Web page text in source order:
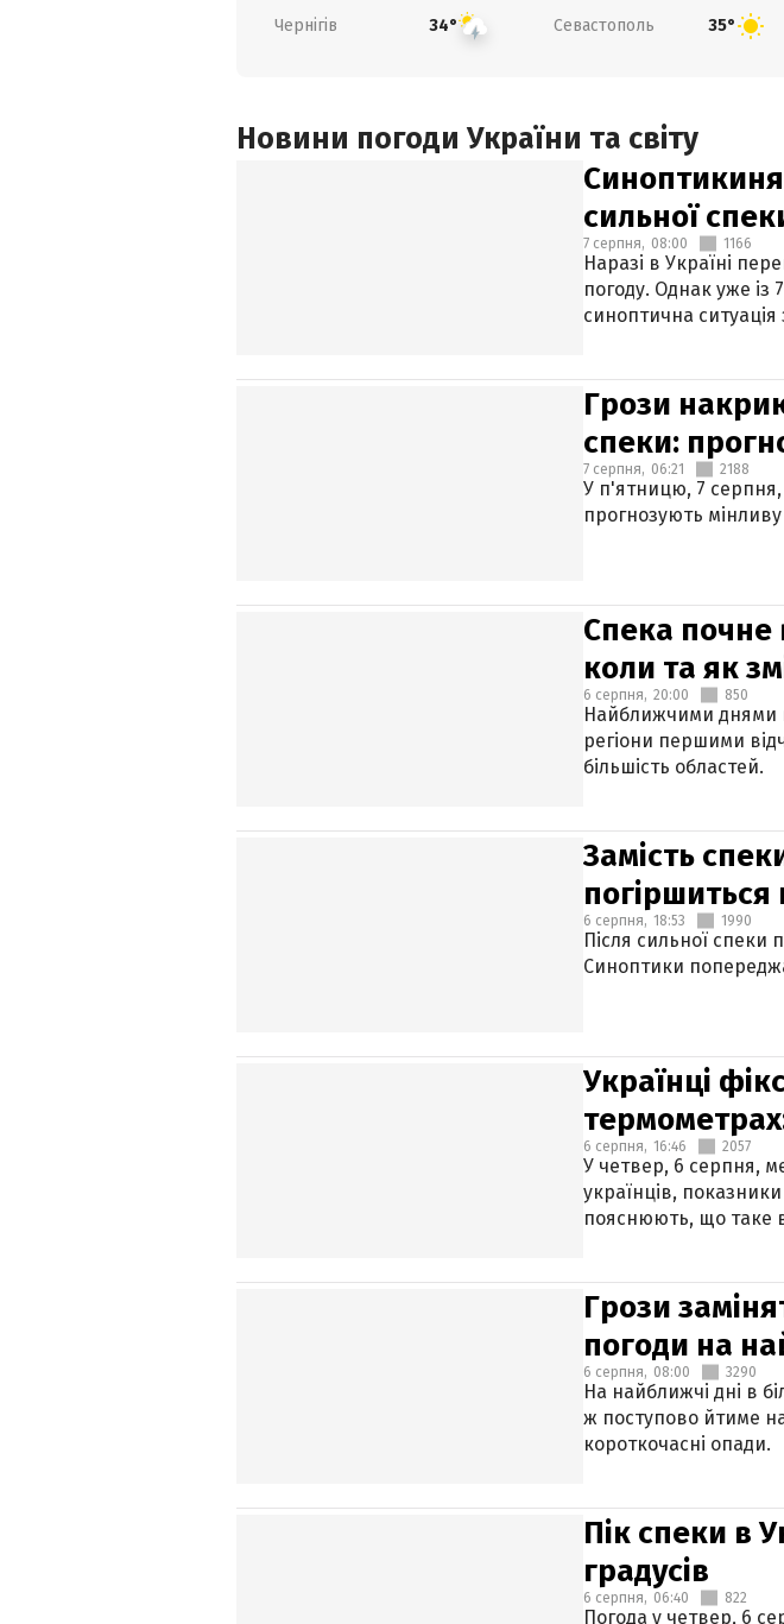
Чернігів 34° Севастополь 35°
Новини погоди України та світу
Синоптикиня
сильної
7 серпня, 08:00 1166
Наразі в Україні
погоду. Однак уже
синоптична ситуація
Грози
спеки:
7 серпня, 06:21 2188
У п'ятницю, 7 серпня,
прогнозують мінливу
Спека почне
коли та як
6 серпня, 20:00 850
Найближчими днями в
регіони першими
більшість областей.
Замість
погіршиться
6 серпня, 18:53 1990
Після сильної спеки
Синоптики
Українці
6 серпня, 16:46 2057
У четвер, 6 серпня,
українців,
пояснюють, що таке
Грози
погоди на
6 серпня, 08:00 3290
На найближчі дні в
ж поступово йтиме
короткочасні опади.
Пік спеки в
градусів
6 серпня, 06:40 822
Погода у четвер, 6